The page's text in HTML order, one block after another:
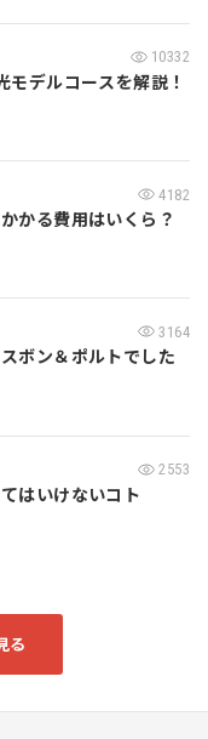
10332
モデルコースを解説！
4182
かる費用はいくら？
3164
ボン＆ポルトでした
2553
はいけないコト
る